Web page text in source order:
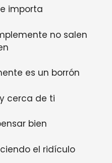
importa
no salen
es un borrón
cerca de ti
bien
el ridículo